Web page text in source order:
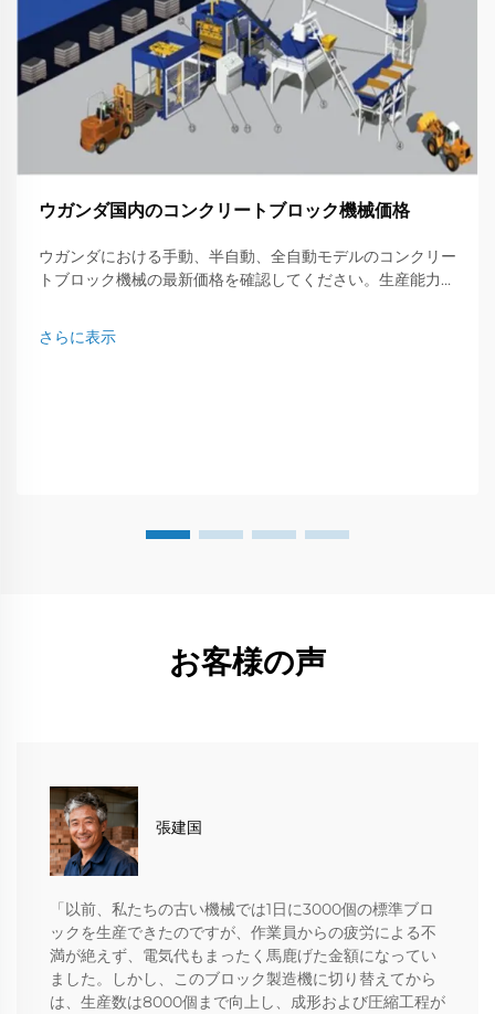
ウガンダ国内のコンクリートブロック機械価格
ウガンダにおける手動、半自動、全自動モデルのコンクリー
トブロック機械の最新価格を確認してください。生産能力、
びましょう。
さらに表示
お客様の声
張建国
「以前、私たちの古い機械では1日に3000個の標準ブロ
ックを生産できたのですが、作業員からの疲労による不
満が絶えず、電気代もまったく馬鹿げた金額になってい
ました。しかし、このブロック製造機に切り替えてから
は、生産数は8000個まで向上し、成形および圧縮工程が